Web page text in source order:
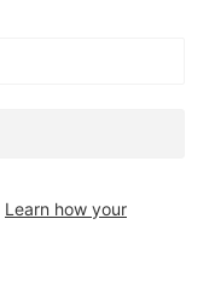
Learn how your